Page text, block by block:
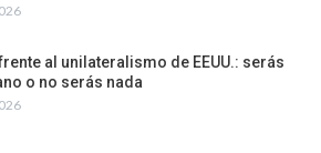
al unilateralismo de EEUU.: serás
o no serás nada